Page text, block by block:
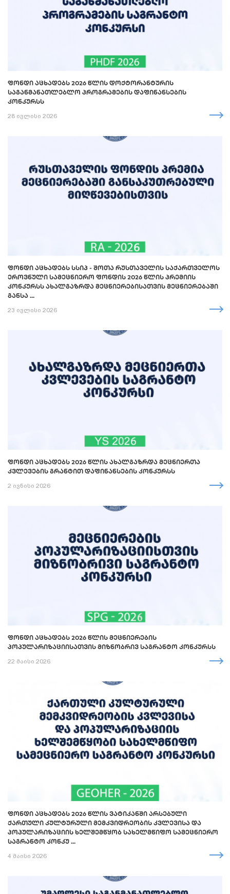
ᲤᲝᲜᲓᲘ ᲐᲪᲮᲐᲓᲔᲑᲡ 2026 ᲬᲚᲘᲡ ᲓᲝᲥᲢᲝᲠᲐᲜᲢᲣᲠᲘᲡ
ᲡᲐᲒᲐᲜᲛᲐᲜᲐᲗᲚᲔᲑᲚᲝ ᲞᲠᲝᲒᲠᲐᲛᲔᲑᲘᲡ ᲓᲐᲤᲘᲜᲐᲜᲡᲔᲑᲘᲡ
ᲙᲝᲜᲙᲣᲠᲡᲡ
28 ივლისი 2026
ᲤᲝᲜᲓᲘ ᲐᲪᲮᲐᲓᲔᲑᲡ ᲡᲡᲘᲞ - ᲨᲝᲗᲐ ᲠᲣᲡᲗᲐᲕᲔᲚᲘᲡ ᲡᲐᲥᲐᲠᲗᲕᲔᲚᲝᲡ
ᲔᲠᲝᲕᲜᲣᲚᲘ ᲡᲐᲛᲔᲪᲜᲘᲔᲠᲝ ᲤᲝᲜᲓᲘᲡ 2026 ᲬᲚᲘᲡ ᲞᲠᲔᲛᲘᲘᲡ
ᲙᲝᲜᲙᲣᲠᲡᲡ ᲐᲮᲐᲚᲒᲐᲖᲠᲓᲐ ᲛᲔᲪᲜᲘᲔᲠᲔᲑᲘᲡᲐᲗᲕᲘᲡ ᲛᲔᲪᲜᲘᲔᲠᲔᲑᲐᲨᲘ
ᲒᲐᲜᲡᲐ ...
23 ივლისი 2026
ᲤᲝᲜᲓᲘ ᲐᲪᲮᲐᲓᲔᲑᲡ 2026 ᲬᲚᲘᲡ ᲐᲮᲐᲚᲒᲐᲖᲠᲓᲐ ᲛᲔᲪᲜᲘᲔᲠᲗᲐ
ᲙᲕᲚᲔᲕᲔᲑᲘᲡ ᲒᲠᲐᲜᲢᲘᲗ ᲓᲐᲤᲘᲜᲐᲜᲡᲔᲑᲘᲡ ᲙᲝᲜᲙᲣᲠᲡᲡ
2 ივნისი 2026
ᲤᲝᲜᲓᲘ ᲐᲪᲮᲐᲓᲔᲑᲡ 2026 ᲬᲚᲘᲡ ᲛᲔᲪᲜᲘᲔᲠᲔᲑᲘᲡ
ᲞᲝᲞᲣᲚᲐᲠᲘᲖᲐᲪᲘᲘᲡᲐᲗᲕᲘᲡ ᲛᲘᲖᲜᲝᲑᲠᲘᲕ ᲡᲐᲒᲠᲐᲜᲢᲝ ᲙᲝᲜᲙᲣᲠᲡᲡ
22 მაისი 2026
ᲤᲝᲜᲓᲘ ᲐᲪᲮᲐᲓᲔᲑᲡ 2026 ᲬᲚᲘᲡ ᲕᲐᲢᲘᲙᲐᲜᲨᲘ ᲐᲠᲡᲔᲑᲣᲚᲘ
ᲥᲐᲠᲗᲣᲚᲘ ᲙᲣᲚᲢᲣᲠᲣᲚᲘ ᲛᲔᲛᲙᲕᲘᲓᲠᲔᲝᲑᲘᲡ ᲙᲕᲚᲔᲕᲘᲡᲐ ᲓᲐ
ᲞᲝᲞᲣᲚᲐᲠᲘᲖᲐᲪᲘᲘᲡ ᲮᲔᲚᲨᲔᲛᲬᲧᲝᲑ ᲡᲐᲮᲔᲚᲛᲬᲘᲤᲝ ᲡᲐᲛᲔᲪᲜᲘᲔᲠᲝ
ᲡᲐᲒᲠᲐᲜᲢᲝ ᲙᲝᲜᲙᲣ ...
4 მაისი 2026